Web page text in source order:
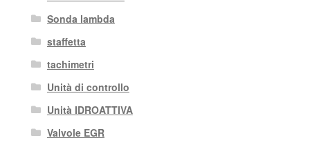
Sonda lambda
staffetta
tachimetri
Unità di controllo
Unità IDROATTIVA
Valvole EGR